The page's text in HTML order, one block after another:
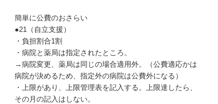
簡単に公費のおさらい
●21（自立支援）
・負担割合1割
・病院と薬局は指定されたところ。
→病院変更、薬局は同じの場合適用外。（公費適応かは
病院が決めるため、指定外の病院は公費外になる）
・上限があり、上限管理表を記入する。上限達したら、
その月の記入はしない。